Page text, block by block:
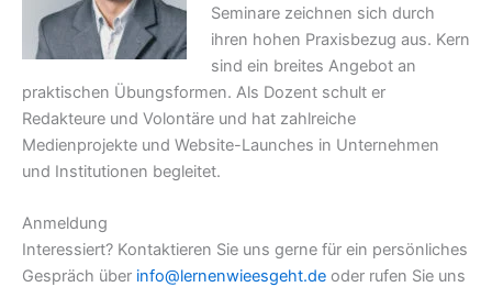
Seminare zeichnen sich durch
ihren hohen Praxisbezug aus. Kern
sind ein breites Angebot an
praktischen Übungsformen. Als Dozent schult er
Redakteure und Volontäre und hat zahlreiche
Medienprojekte und Website-Launches in Unternehmen
und Institutionen begleitet.
Anmeldung
Interessiert? Kontaktieren Sie uns gerne für ein persönliches
Gespräch über info@lernenwieesgeht.de oder rufen Sie uns